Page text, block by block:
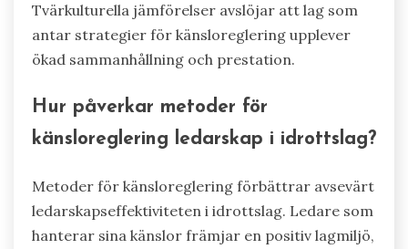
Tvärkulturella jämförelser avslöjar att lag som
antar strategier för känsloreglering upplever
ökad sammanhållning och prestation.
Hur påverkar metoder för
känsloreglering ledarskap i idrottslag?
Metoder för känsloreglering förbättrar avsevärt
ledarskapseffektiviteten i idrottslag. Ledare som
hanterar sina känslor främjar en positiv lagmiljö,